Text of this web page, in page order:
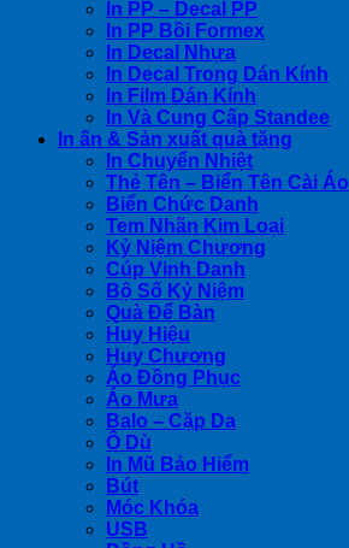
In PP – Decal PP
In PP Bồi Formex
In Decal Nhựa
In Decal Trong Dán Kính
In Film Dán Kính
In Và Cung Cấp Standee
In ấn & Sản xuất quà tặng
In Chuyển Nhiệt
Thẻ Tên – Biển Tên Cài Áo
Biển Chức Danh
Tem Nhãn Kim Loại
Kỷ Niệm Chương
Cúp Vinh Danh
Bộ Số Kỷ Niệm
Quà Để Bàn
Huy Hiệu
Huy Chương
Áo Đồng Phục
Áo Mưa
Balo – Cặp Da
Ô Dù
In Mũ Bảo Hiểm
Bút
Móc Khóa
USB